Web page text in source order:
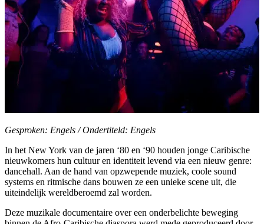
Gesproken: Engels / Ondertiteld: Engels
In het New York van de jaren ‘80 en ‘90 houden jonge Caribische
nieuwkomers hun cultuur en identiteit levend via een nieuw genre:
dancehall. Aan de hand van opzwepende muziek, coole sound
systems en ritmische dans bouwen ze een unieke scene uit, die
uiteindelijk wereldberoemd zal worden.
Deze muzikale documentaire over een onderbelichte beweging